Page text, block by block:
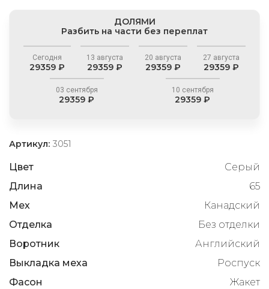
ДОЛЯМИ
Разбить на части без переплат
Сегодня
29359 ₽
13 августа
29359 ₽
20 августа
29359 ₽
27 августа
29359 ₽
03 сентября
29359 ₽
10 сентября
29359 ₽
Артикул: 3051
Цвет
Серый
Длина
65
Мех
Канадский
Отделка
Без отделки
Воротник
Английский
Выкладка меха
Роспуск
Фасон
Жакет